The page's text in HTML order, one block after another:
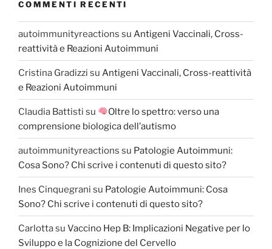
COMMENTI RECENTI
autoimmunityreactions su Antigeni Vaccinali, Cross-
reattività e Reazioni Autoimmuni
Cristina Gradizzi su Antigeni Vaccinali, Cross-reattività
e Reazioni Autoimmuni
Claudia Battisti su
Oltre lo spettro: verso una
comprensione biologica dell’autismo
autoimmunityreactions su Patologie Autoimmuni:
Cosa Sono? Chi scrive i contenuti di questo sito?
Ines Cinquegrani su Patologie Autoimmuni: Cosa
Sono? Chi scrive i contenuti di questo sito?
Carlottasu Vaccino Hep B: Implicazioni Negative per lo
Sviluppo e la Cognizione del Cervello